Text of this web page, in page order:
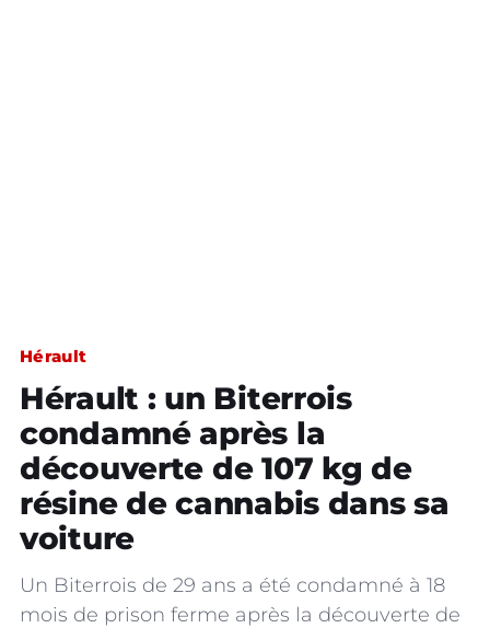
Hérault
Hérault : un Biterrois
condamné après la
découverte de 107 kg de
résine de cannabis dans sa
voiture
Un Biterrois de 29 ans a été condamné à 18
mois de prison ferme après la découverte de